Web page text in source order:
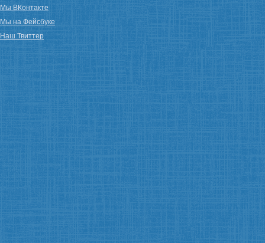
Мы ВКонтакте
Мы на Фейсбуке
Наш Твиттер